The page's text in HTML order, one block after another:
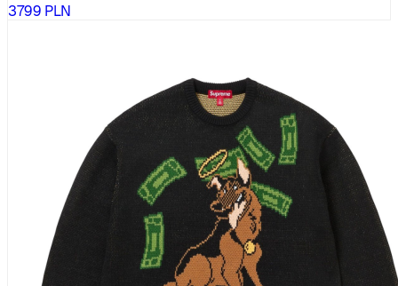
3799 PLN